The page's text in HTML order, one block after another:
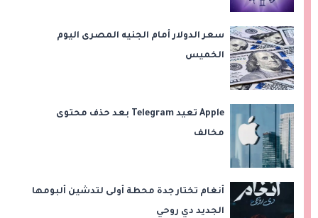
سعر الدولار أمام الجنيه المصرى اليوم
الخميس
Apple تعيد Telegram بعد حذف محتوى
مخالف
أنغام تختار جدة محطة أولى لتدشين ألبومها
الجديد دي روحي